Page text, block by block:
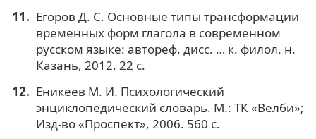
Егоров Д. С. Основные типы трансформации
временных форм глагола в современном
русском языке: автореф. дисс. … к. филол. н.
Казань, 2012. 22 с.
Еникеев М. И. Психологический
энциклопедический словарь. М.: ТК «Велби»;
Изд-во «Проспект», 2006. 560 с.